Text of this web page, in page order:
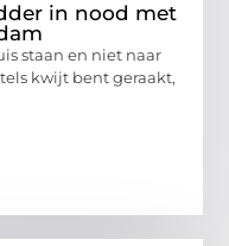
in nood met
staan en niet naar
kwijt bent geraakt,